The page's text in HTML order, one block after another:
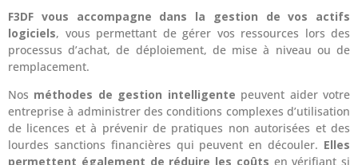
F3DF vous accompagne dans la gestion de vos actifs
logiciels, vous permettant de gérer vos ressources lors des
processus d’achat, de déploiement, de mise à niveau ou de
remplacement.
Nos méthodes de gestion intelligente peuvent aider votre
entreprise à administrer des conditions complexes d’utilisation
de licences et à prévenir de pratiques non autorisées et des
lourdes sanctions financières qui peuvent en découler. Elles
permettent également de réduire les coûts en vérifiant si